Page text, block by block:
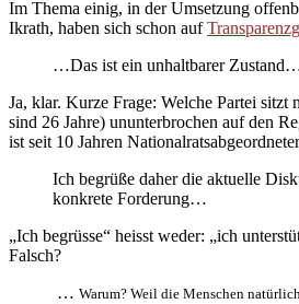
Im Thema einig, in der Umsetzung
Ikrath, haben sich schon auf
…Das ist ein unhaltbarer
Ja, klar. Kurze Frage: Welche Partei sitzt
sind 26 Jahre) ununterbrochen auf den
ist seit 10 Jahren
Ich begrüße daher die aktuelle
konkrete Forderung…
„Ich begrüsse“ heisst weder: „ich
Falsch?
… Warum? Weil die Menschen